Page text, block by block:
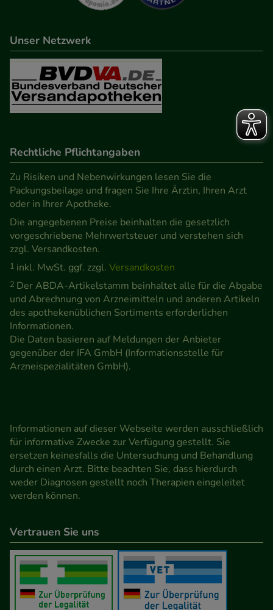
Unser Netzwerk
Rechtliche Pflichtangaben
Zu Risiken und Nebenwirkungen lesen Sie die
Packungsbeilage und fragen Sie Ihre Ärztin, Ihren Arzt
oder in Ihrer Apotheke.
Die angegebenen Preise beinhalten die gesetzlich
vorgeschriebene Mehrwertsteuer und verstehen sich
zzgl. Versandkosten.
1 inkl. MwSt. ggf. zzgl. Versandkosten
2 Der ABDA-Artikelstamm beinhaltet alle für die Abgabe
und Abrechnung von Arzneimitteln und anderen Artikeln
des apothekenüblichen Sortiments erforderlichen
Informationen.
Die Daten basieren auf Meldungen der Anbieter
gegenüber der IFA GmbH (Informationsstelle für
Arzneispezialitäten GmbH).
Informationen auf dieser Webseite werden ausschließlich
für informative Zwecke zur Verfügung gestellt. Sie
ersetzen keinesfalls die Untersuchung und Behandlung
durch einen Arzt. Bitte beachten Sie, dass hierdurch
weder Diagnosen gestellt noch Therapien eingeleitet
werden können.
Vertrauen Sie uns